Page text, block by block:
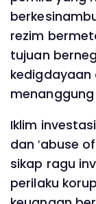
rezim
tujuan
kedigdayaan
Iklim
dan 'abuse
sikap ragu
perilaku